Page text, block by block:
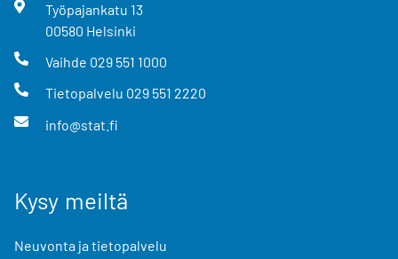
Työpajankatu 13
00580 Helsinki
Vaihde 029 551 1000
Tietopalvelu 029 551 2220
info@stat.fi
Kysy meiltä
Neuvonta ja tietopalvelu